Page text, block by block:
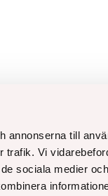
annonserna till
trafik. Vi
sociala medier
Instagram
LinkedIn